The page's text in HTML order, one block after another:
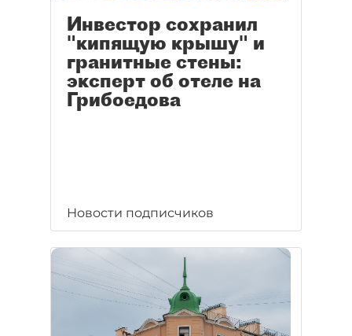
Инвестор сохранил
"кипящую крышу" и
гранитные стены:
эксперт об отеле на
Грибоедова
Новости подписчиков